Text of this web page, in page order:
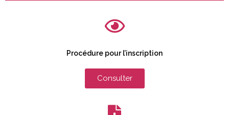
Procédure pour l’inscription
Consulter